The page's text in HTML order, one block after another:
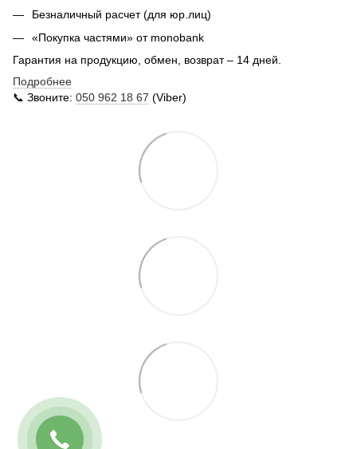
Безналичный расчет (для юр.лиц)
«Покупка частями» от monobank
Гарантия на продукцию, обмен, возврат – 14 дней.
Подробнее
📞 Звоните: 050 962 18 67 (Viber)